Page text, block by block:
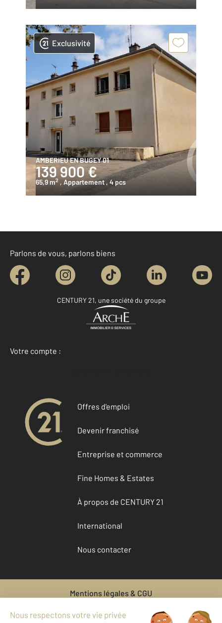
Exclusivité
AMBERIEU EN BUGEY 01
139 900 €
65,9 m2 , Appartement, 4 pcs
Parlons de vous, parlons biens
CENTURY 21, une société du groupe
Votre compte :
Accéder à mon compte
Offres d'emploi
Devenir franchisé
Entreprise et commerce
Fine Homes & Estates
À propos de CENTURY 21
International
Nous contacter
Mentions légales & CGU